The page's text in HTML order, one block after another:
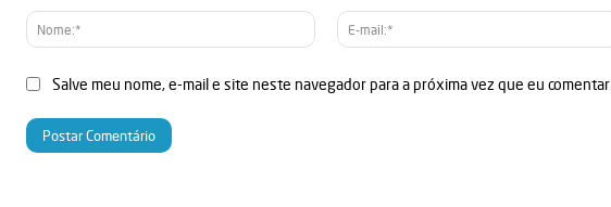
Nome:*
Salve meu nome, e-mail e site neste navegador para a próxima vez que eu comentar.